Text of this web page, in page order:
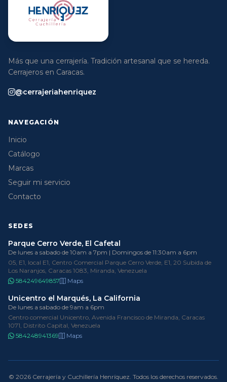
Más que una cerrajería. Tradición artesanal que se hereda.
Cerrajeros en Caracas.
@cerrajeriahenriquez
NAVEGACIÓN
Inicio
Catálogo
Marcas
Seguir mi servicio
Contacto
SEDES
Parque Cerro Verde, El Cafetal
De lunes a sabado de 10am a 7pm | Domingos de 11:30am a 6pm
05, E1, local E1, Centro Comercial Parque Cerro Verde, E1, 20 Subida de
Los Naranjos, Caracas 1083, Miranda, Venezuela
584249649857
Maps
Unicentro el Marqués, La California
De lunes a sabado de 9am a 6pm
Centro comercial Unicentro, Avenida Francisco de Miranda, Caracas
1071, Distrito Capital, Venezuela
584248941369
Maps
© 2026 Cerrajería y Cuchillería Henríquez. Todos los derechos reservados.